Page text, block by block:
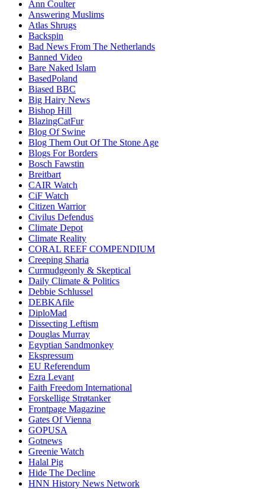
Ann Coulter
Answering Muslims
Atlas Shrugs
Backspin
Bad News From The Netherlands
Banned Video
Bare Naked Islam
BasedPoland
Biased BBC
Big Hairy News
Bishop Hill
BlazingCatFur
Blog Of Swine
Blog Them Out Of The Stone Age
Blogs For Borders
Bosch Fawstin
Breitbart
CAIR Watch
CiF Watch
Citizen Warrior
Civilus Defendus
Climate Depot
Climate Reality
CORAL REEF COMPENDIUM
Creeping Sharia
Curmudgeonly & Skeptical
Daily Climate & Politics
Debbie Schlussel
DEBKAfile
DiploMad
Dissecting Leftism
Douglas Murray
Egyptian Sandmonkey
Ekspressum
EU Referendum
Ezra Levant
Faith Freedom International
Forskellige Strøtanker
Frontpage Magazine
Gates Of Vienna
GOPUSA
Gotnews
Greenie Watch
Halal Pig
Hide The Decline
HNN History News Network